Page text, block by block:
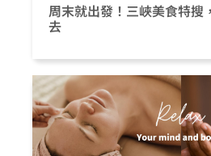
周末就出發！三峽美食特搜
去